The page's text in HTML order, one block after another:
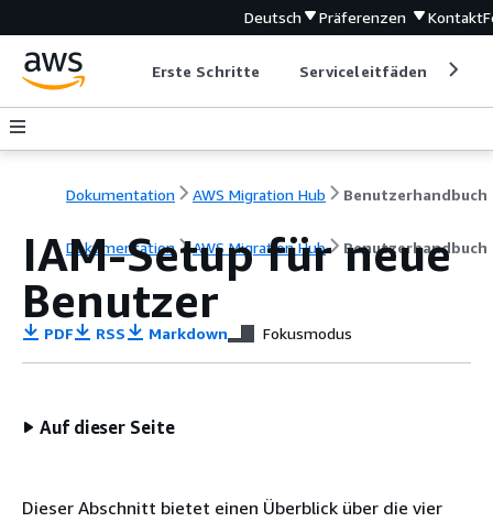
Deutsch Präferenzen Kontakt
Erste Schritte Serviceleitfäden
Dokumentation AWS Migration Hub Benutzerhandbuch
Dokumentation AWS Migration Hub Benutzerhandbuch
IAM-Setup für neue
Benutzer
PDF RSS Markdown Fokusmodus
Auf dieser Seite
Dieser Abschnitt bietet einen Überblick über die vier